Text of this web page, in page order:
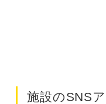
施設のSNS